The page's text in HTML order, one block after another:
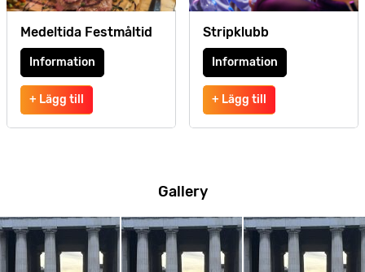
Medeltida Festmåltid
Information
+ Lägg till
Stripklubb
Information
+ Lägg till
Gallery